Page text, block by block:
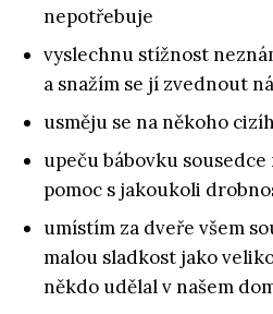
nepotřebuje
vyslechnu stížnost
a snažím se jí zvednout
usměju se na někoho
upeču bábovku
pomoc s jakoukoli
umístím za dveře všem
malou sladkost jako
někdo udělal v našem